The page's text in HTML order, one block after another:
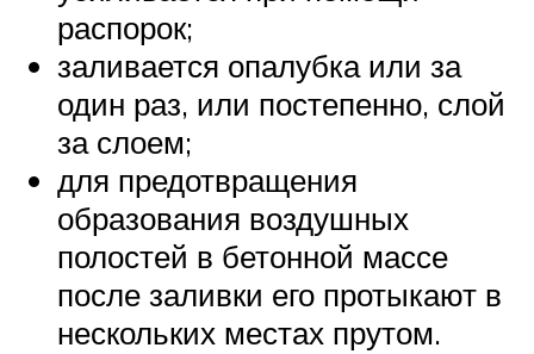
распорок;
заливается опалубка или за
один раз, или постепенно, слой
за слоем;
для предотвращения
образования воздушных
полостей в бетонной массе
после заливки его протыкают в
нескольких местах прутом.